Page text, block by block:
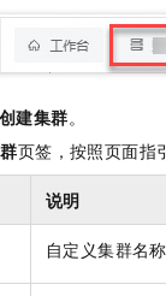
创建集群。
页签，按照页面指
说明
自定义集群名称
新一代 AI 视频生成模型，深度适配广告营销等场景
大模型服务平
灵活可视化地构
构,实现Dify私有化部署
400电话
广告营销